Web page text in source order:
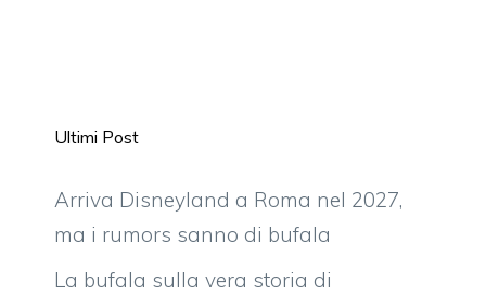
Ultimi Post
Arriva Disneyland a Roma nel 2027,
ma i rumors sanno di bufala
La bufala sulla vera storia di